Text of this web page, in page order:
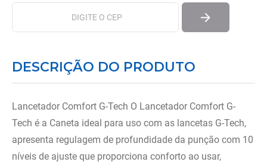
DESCRIÇÃO DO PRODUTO
Lancetador Comfort G-Tech O Lancetador Comfort G-
Tech é a Caneta ideal para uso com as lancetas G-Tech,
apresenta regulagem de profundidade da punção com 10
níveis de ajuste que proporciona conforto ao usar,